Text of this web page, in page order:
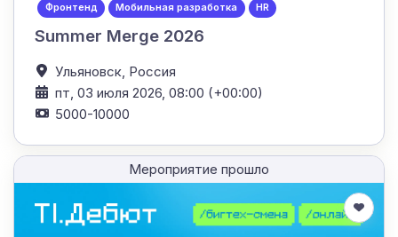
Фронтенд
Мобильная разработка HR
Summer Merge 2026
Ульяновск, Россия
пт, 03 июля 2026, 08:00 (+00:00)
5000-10000
Мероприятие прошло